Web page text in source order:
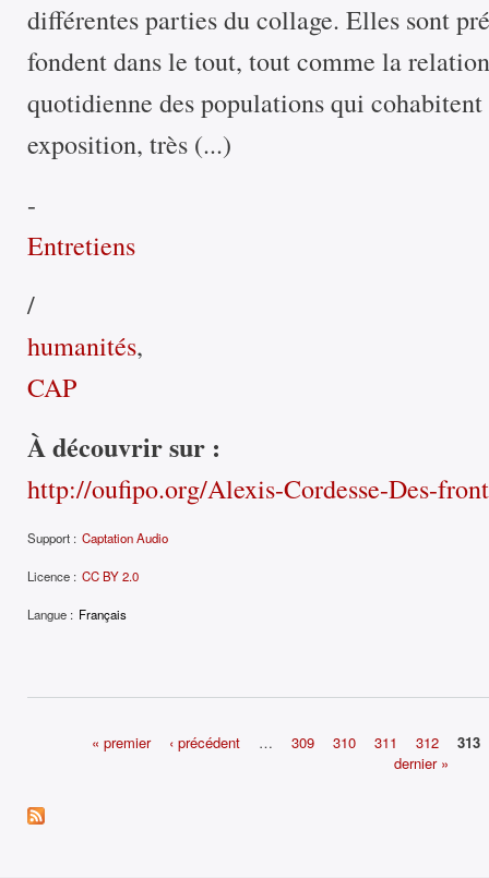
différentes parties du collage. Elles sont
fondent dans le tout, tout comme la
quotidienne des populations qui
exposition, très (...)
-
Entretiens
/
humanités,
CAP
À découvrir sur :
http://oufipo.org/Alexis-Cordesse-Des-
Support : Captation Audio
Licence : CC BY 2.0
Langue : Français
« premier ‹ précédent … 309 310 311 312
313
dernier »